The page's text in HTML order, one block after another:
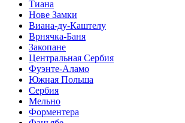
Тиана
Нове Замки
Виана-ду-Каштелу
Врнячка-Баня
Закопане
Центральная Сербия
Фуэнте-Аламо
Южная Польша
Сербия
Мельно
Форментера